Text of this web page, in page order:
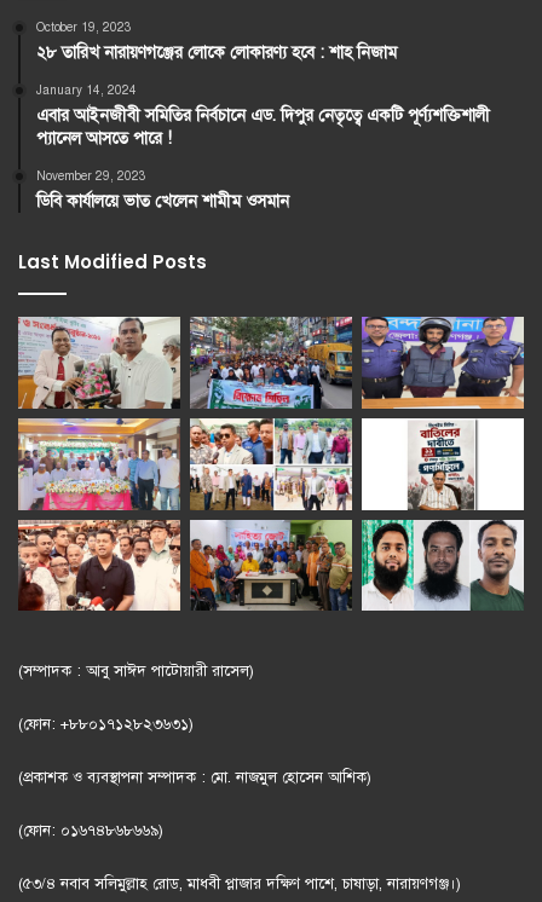
October 19, 2023
২৮ তারিখ নারায়ণগঞ্জের লোকে লোকারণ্য হবে : শাহ নিজাম
January 14, 2024
এবার আইনজীবী সমিতির নির্বচানে এড. দিপুর নেতৃত্বে একটি পূর্ণ্যশক্তিশালী
প্যানেল আসতে পারে !
November 29, 2023
ডিবি কার্যালয়ে ভাত খেলেন শামীম ওসমান
Last Modified Posts
(সম্পাদক : আবু সাঈদ পাটোয়ারী রাসেল)
(ফোন: +৮৮০১৭১২৮২৩৬৩১)
(প্রকাশক ও ব্যবস্থাপনা সম্পাদক : মো. নাজমুল হোসেন আশিক)
(ফোন: ০১৬৭৪৮৬৮৬৬৯)
(৫৩/৪ নবাব সলিমুল্লাহ রোড, মাধবী প্লাজার দক্ষিণ পাশে, চাষাড়া, নারায়ণগঞ্জ।)